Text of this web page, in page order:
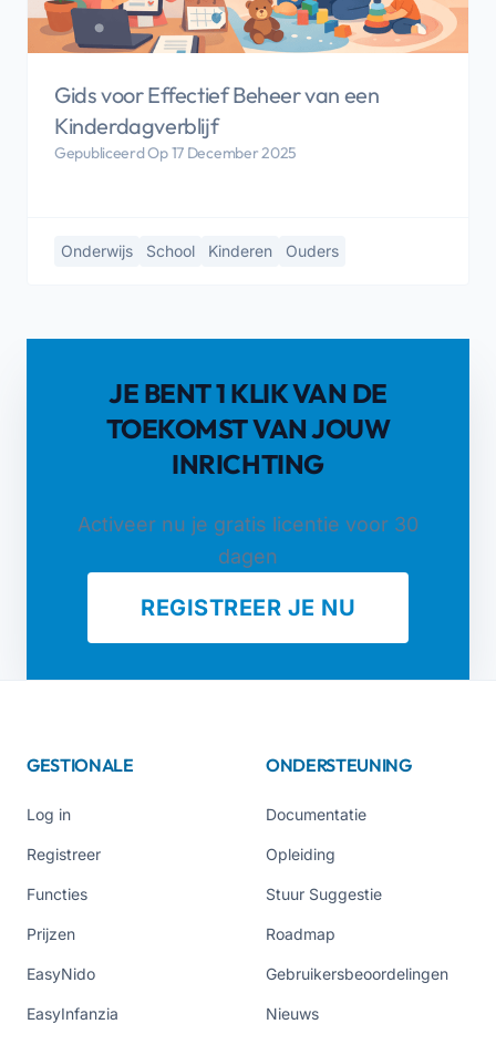
Gids voor Effectief Beheer van een
Kinderdagverblijf
Gepubliceerd Op 17 December 2025
Onderwijs School Kinderen Ouders
JE BENT 1 KLIK VAN DE
TOEKOMST VAN JOUW
INRICHTING
Activeer nu je gratis licentie voor 30
dagen
REGISTREER JE NU
GESTIONALE
Log in
Registreer
Functies
Prijzen
EasyNido
EasyInfanzia
ONDERSTEUNING
Documentatie
Opleiding
Stuur Suggestie
Roadmap
Gebruikersbeoordelingen
Nieuws